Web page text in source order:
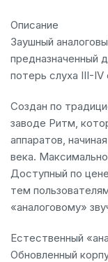
Описание
Заушный
предназначенный
потерь слуха III-IV
Создан по
заводе Ритм,
аппаратов,
века.
Доступный по
тем
«аналоговому»
Естественный
Обновленный